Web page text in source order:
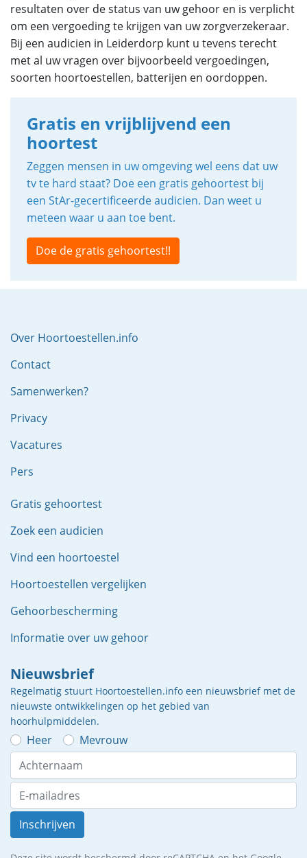
resultaten over de status van uw gehoor en is verplicht
om een vergoeding te krijgen van uw zorgverzekeraar.
Bij een audicien in Leiderdorp kunt u tevens terecht
met al uw vragen over bijvoorbeeld vergoedingen,
soorten hoortoestellen, batterijen en oordoppen.
Gratis en vrijblijvend een
hoortest
Zeggen mensen in uw omgeving wel eens dat uw
tv te hard staat? Doe een gratis gehoortest bij
een StAr-gecertificeerde audicien. Dan weet u
meteen waar u aan toe bent.
Doe de gratis gehoortest!!
Over Hoortoestellen.info
Contact
Samenwerken?
Privacy
Vacatures
Pers
Gratis gehoortest
Zoek een audicien
Vind een hoortoestel
Hoortoestellen vergelijken
Gehoorbescherming
Informatie over uw gehoor
Nieuwsbrief
Regelmatig stuurt Hoortoestellen.info een nieuwsbrief met de
nieuwste ontwikkelingen op het gebied van
hoorhulpmiddelen.
Heer Mevrouw
Inschrijven